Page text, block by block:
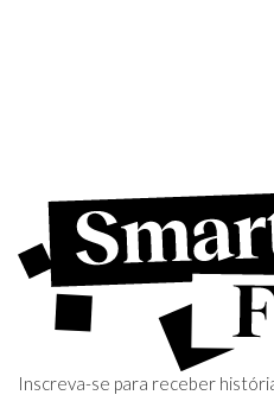
Inscreva-se para receber